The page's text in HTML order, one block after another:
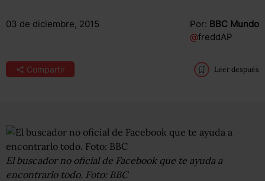
03 de diciembre, 2015 Por: BBC Mundo
@freddAP
Compartir Leer después
El buscador no oficial de Facebook que te ayuda a
encontrarlo todo. Foto: BBC